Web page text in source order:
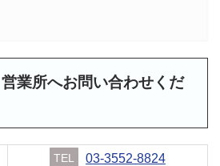
業所へお問い合わせくだ
TEL 03-3552-8824